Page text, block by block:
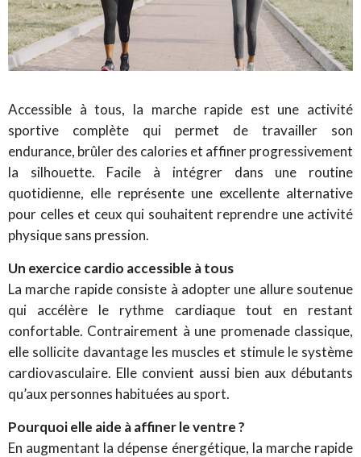
Accessible à tous, la marche rapide est une activité
sportive complète qui permet de travailler son
endurance, brûler des calories et affiner progressivement
la silhouette. Facile à intégrer dans une routine
quotidienne, elle représente une excellente alternative
pour celles et ceux qui souhaitent reprendre une activité
physique sans pression.
Un exercice cardio accessible à tous
La marche rapide consiste à adopter une allure soutenue
qui accélère le rythme cardiaque tout en restant
confortable. Contrairement à une promenade classique,
elle sollicite davantage les muscles et stimule le système
cardiovasculaire. Elle convient aussi bien aux débutants
qu’aux personnes habituées au sport.
Pourquoi elle aide à affiner le ventre ?
En augmentant la dépense énergétique, la marche rapide